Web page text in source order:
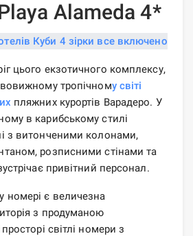
Alameda 4*
цього екзотичного комплексу,
тропічному світі
пляжних курортів Варадеро. У
в карибському стилі
з витонченими колонами,
розписними стінами та
привітний персонал.
є величезна
з продуманою
світлі номери з